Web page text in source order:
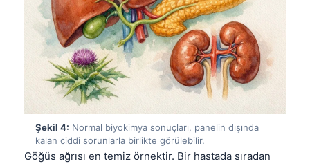
Şekil 4: Normal biyokimya sonuçları, panelin dışında
kalan ciddi sorunlarla birlikte görülebilir.
Göğüs ağrısı en temiz örnektir. Bir hastada sıradan